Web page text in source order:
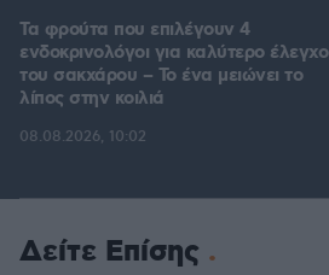
Τα φρούτα που επιλέγουν 4
ενδοκρινολόγοι για καλύτερο έλεγχο
του σακχάρου – Το ένα μειώνει το
λίπος στην κοιλιά
08.08.2026, 10:02
Δείτε Επίσης